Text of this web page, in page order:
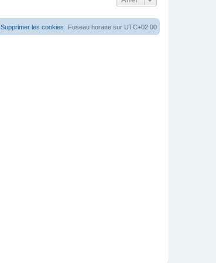
Fuseau horaire sur UTC+02:00
Supprimer les cookies